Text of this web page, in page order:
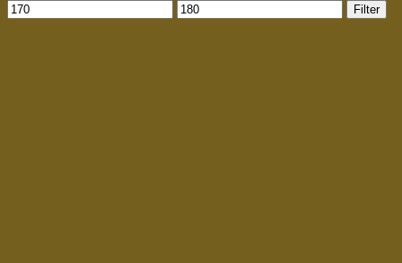
Min.
prijs
Max.
prijs
Filter